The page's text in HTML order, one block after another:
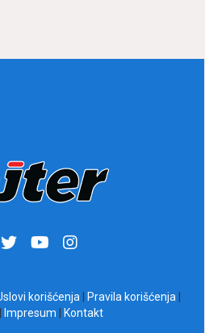
korišćenja | Pravila korišćenja |
| Impresum | Kontakt